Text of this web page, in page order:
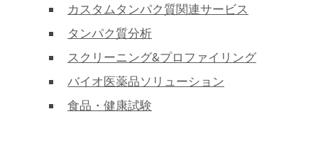
カスタムタンパク質関連サービス
タンパク質分析
スクリーニング&プロファイリング
バイオ医薬品ソリューション
食品・健康試験